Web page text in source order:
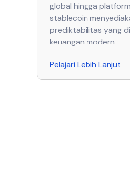
global hingga
stablecoin
prediktabilitas yang
keuangan modern.
Pelajari Lebih Lanjut